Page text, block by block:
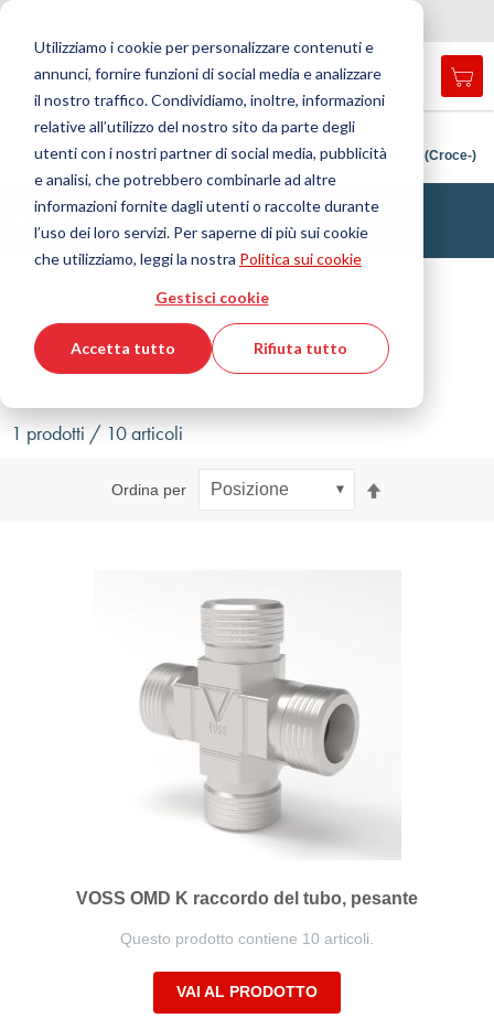
Utilizziamo i cookie per personalizzare contenuti e
annunci, fornire funzioni di social media e analizzare
il nostro traffico. Condividiamo, inoltre, informazioni
relative all’utilizzo del nostro sito da parte degli
utenti con i nostri partner di social media, pubblicità
e analisi, che potrebbero combinarle ad altre
informazioni fornite dagli utenti o raccolte durante
l’uso dei loro servizi. Per saperne di più sui cookie
che utilizziamo, leggi la nostra Politica sui cookie
Gestisci cookie
Accetta tutto Rifiuta tutto
Menu
search
Cerca
Cerca
Home Tecnologia dei fluidi
Raccordo
Raccordi ad anello tagliente
Raccordo del tubo Forma a K (Croce-)
Raccordi, forma a K (Croce-)
Mostra filtri
1 prodotti / 10 articoli
Ordina per
VOSS OMD K raccordo del tubo, pesante
Questo prodotto contiene 10 articoli.
VAI AL PRODOTTO